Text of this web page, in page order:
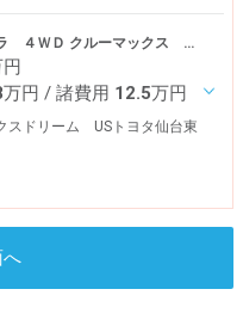
輸入 トヨタ タンドラ ４ＷＤ クルーマックス １７９４エディション
万円 / 諸費用 12.5万円
スドリーム USトヨタ仙台東